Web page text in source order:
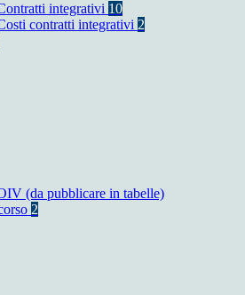
integrativi 10
contratti integrativi 2
(da pubblicare in tabelle)
2